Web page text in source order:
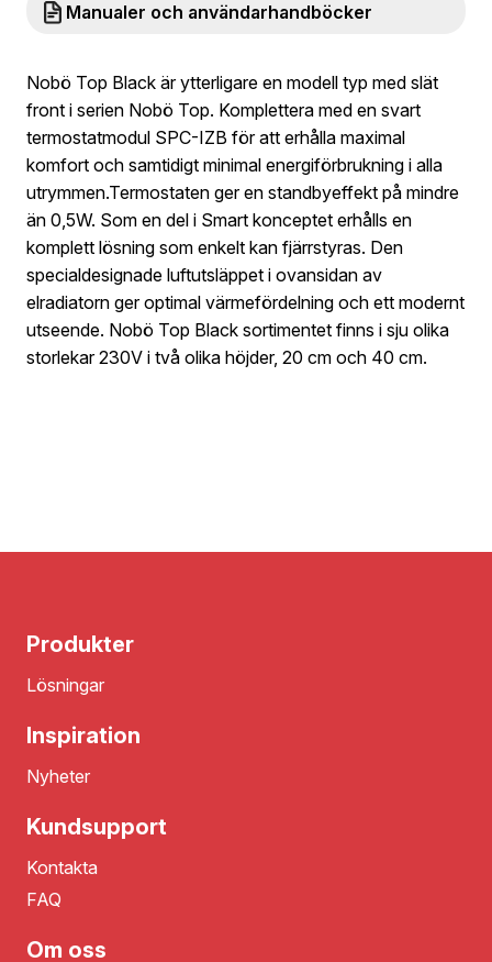
Manualer och användarhandböcker
Nobö Top Black är ytterligare en modell typ med slät
front i serien Nobö Top. Komplettera med en svart
termostatmodul SPC-IZB för att erhålla maximal
komfort och samtidigt minimal energiförbrukning i alla
utrymmen.Termostaten ger en standbyeffekt på mindre
än 0,5W. Som en del i Smart konceptet erhålls en
komplett lösning som enkelt kan fjärrstyras. Den
specialdesignade luftutsläppet i ovansidan av
elradiatorn ger optimal värmefördelning och ett modernt
utseende. Nobö Top Black sortimentet finns i sju olika
storlekar 230V i två olika höjder, 20 cm och 40 cm.
Produkter
Lösningar
Inspiration
Nyheter
Kundsupport
Kontakta
FAQ
Om oss